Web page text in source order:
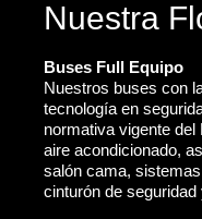
Nuestra
Buses Full Equipo
Nuestros buses con
tecnología en
normativa vigente del
aire acondicionado,
salón cama,
cinturón de